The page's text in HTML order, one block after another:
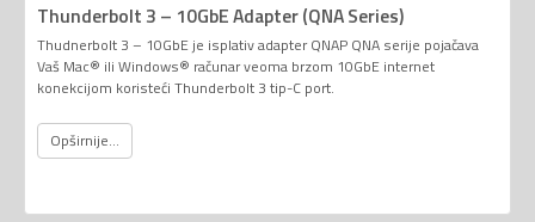
Thunderbolt 3 – 10GbE Adapter (QNA Series)
Thudnerbolt 3 – 10GbE je isplativ adapter QNAP QNA serije pojačava
Vaš Mac® ili Windows® računar veoma brzom 10GbE internet
konekcijom koristeći Thunderbolt 3 tip-C port.
Opširnije...